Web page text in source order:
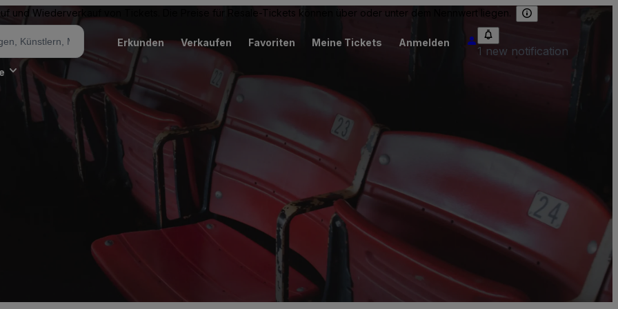
und Wiederverkauf von Tickets. Die Preise für Resale-Tickets können über oder unter dem Nennwert liegen.
Erkunden Verkaufen Favoriten Meine Tickets Anmelden
1 new notification